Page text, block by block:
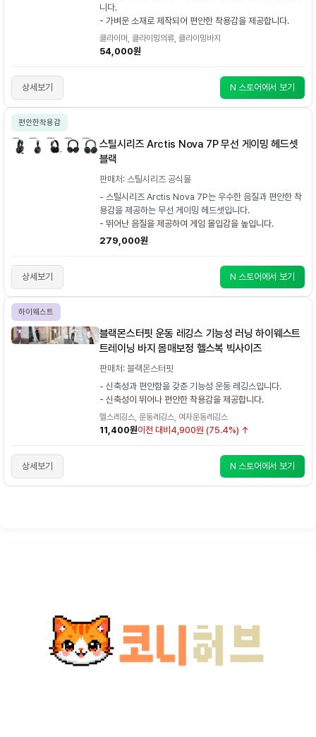
니다.
- 가벼운 소재로 제작되어 편안한 착용감을 제공합니다.
클라이머, 클라이밍의류, 클라이밍바지
54,000원
상세보기 N 스토어에서 보기
편안한착용감
스틸시리즈 Arctis Nova 7P 무선 게이밍 헤드셋
블랙
판매처: 스틸시리즈 공식몰
- 스틸시리즈 Arctis Nova 7P는 우수한 음질과 편안한 착
용감을 제공하는 무선 게이밍 헤드셋입니다.
- 뛰어난 음질을 제공하여 게임 몰입감을 높입니다.
279,000원
상세보기 N 스토어에서 보기
하이웨스트
블랙몬스터핏 운동 레깅스 기능성 러닝 하이웨스트
트레이닝 바지 몸매보정 헬스복 빅사이즈
판매처: 블랙몬스터핏
- 신축성과 편안함을 갖춘 기능성 운동 레깅스입니다.
- 신축성이 뛰어나 편안한 착용감을 제공합니다.
헬스레깅스, 운동레깅스, 여자운동레깅스
11,400원이전 대비 4,900원 (75.4%) ↑
상세보기 N 스토어에서 보기